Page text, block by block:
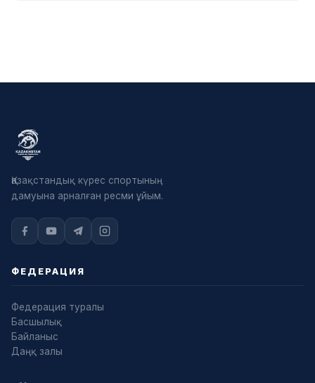
Қазақстандық күрес спортының
дамуына арналған ресми ұйым.
ФЕДЕРАЦИЯ
Федерация туралы
Басшылық
Байланыс
Даңқ залы